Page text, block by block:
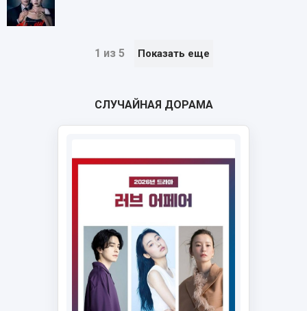
1 из 5 Показать еще
СЛУЧАЙНАЯ ДОРАМА